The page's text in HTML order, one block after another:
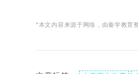
*本文内容来源于网络，由秦学教育